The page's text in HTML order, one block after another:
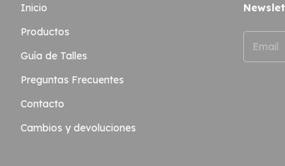
Inicio
Productos
Guía de Talles
Preguntas Frecuentes
Contacto
Cambios y devoluciones